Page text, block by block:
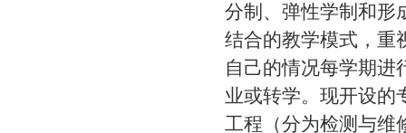
分制、弹性学制和形
结合的教学模式，重
自己的情况每学期进
业或转学。现开设的
工程（分为检测与维